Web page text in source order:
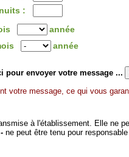
:
année
année
pour envoyer votre message ...
votre message, ce qui vous
à l'établissement. Elle ne
ne peut être tenu pour